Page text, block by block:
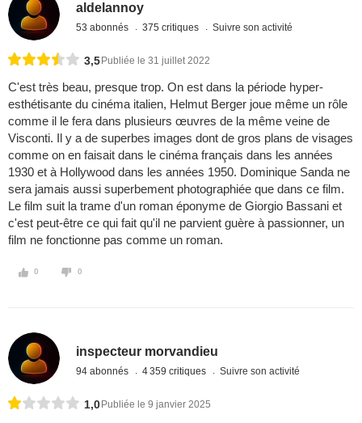
aldelannoy
53 abonnés 375 critiques Suivre son activité
3,5 Publiée le 31 juillet 2022
C'est très beau, presque trop. On est dans la période hyper-
esthétisante du cinéma italien, Helmut Berger joue même un rôle
comme il le fera dans plusieurs œuvres de la même veine de
Visconti. Il y a de superbes images dont de gros plans de visages
comme on en faisait dans le cinéma français dans les années
1930 et à Hollywood dans les années 1950. Dominique Sanda ne
sera jamais aussi superbement photographiée que dans ce film.
Le film suit la trame d'un roman éponyme de Giorgio Bassani et
c'est peut-être ce qui fait qu'il ne parvient guère à passionner, un
film ne fonctionne pas comme un roman.
0 0
inspecteur morvandieu
94 abonnés 4 359 critiques Suivre son activité
1,0 Publiée le 9 janvier 2025